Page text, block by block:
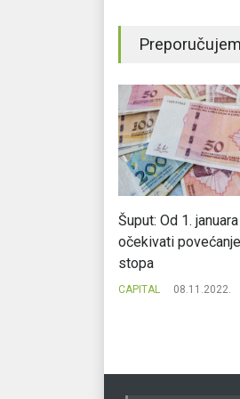
Šuput: Od 1.
očekivati
stopa
CAPITAL 08.11.2022.